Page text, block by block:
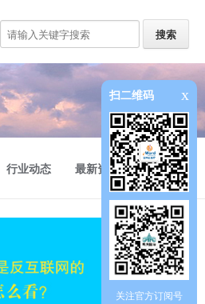
多功能自助取片机
行业动态 最新资讯
扫二维码 x
关注官方订阅号